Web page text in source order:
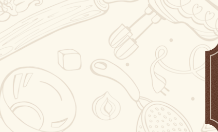
糖類 バター、油脂、乳製品、卵
イースト、酵母、発酵 洋酒 凝固剤
マルサンパントリーオリジナ
基本の道具 製菓・製パン用の焼き型、器具
ラッピング、包材
マルサンパントリーオリジナル食材 マルサンパ
季節商品
送料無料商品 業務用サイズ
実店舗情報